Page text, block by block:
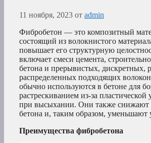
11 ноября, 2023 от admin
Фибробетон — это композитный
состоящий из волокнистого
повышает его структурную
включает смеси цемента,
бетона и прерывистых, дискретных,
распределенных подходящих
обычно используются в бетоне для
растрескиванием из-за пластической
при высыхании. Они также снижают
бетона и, таким образом, уменьшают
Преимущества фибробетона